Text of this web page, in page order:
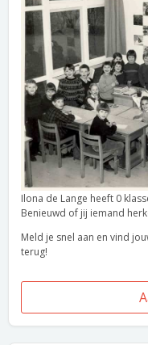
Ilona de Lange heeft 0
Benieuwd of jij iemand
Meld je snel aan en vind
terug!